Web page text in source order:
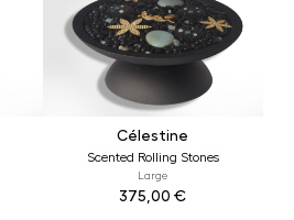
Célestine
Scented Rolling Stones
Large
375,00€